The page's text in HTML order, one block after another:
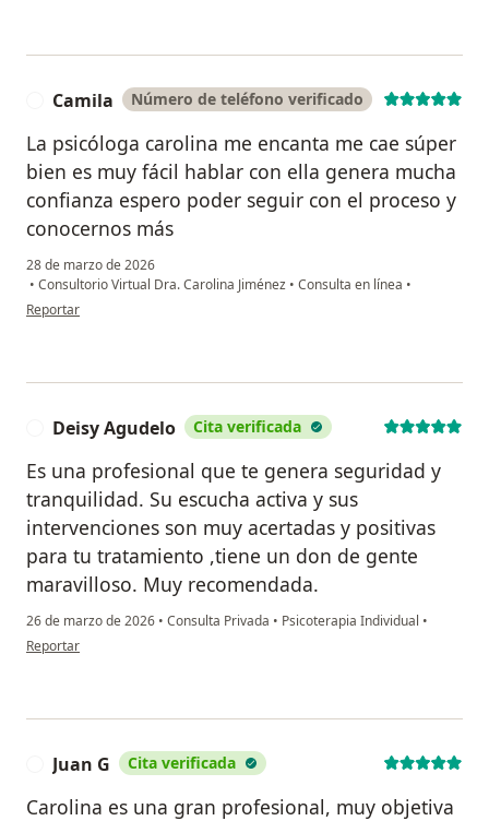
Camila Número de teléfono verificado
La psicóloga carolina me encanta me cae súper
bien es muy fácil hablar con ella genera mucha
confianza espero poder seguir con el proceso y
conocernos más
28 de marzo de 2026
• Consultorio Virtual Dra. Carolina Jiménez • Consulta en línea •
en opinión del usuario Camila
Reportar
Deisy Agudelo Cita verificada
Es una profesional que te genera seguridad y
tranquilidad. Su escucha activa y sus
intervenciones son muy acertadas y positivas
para tu tratamiento ,tiene un don de gente
maravilloso. Muy recomendada.
26 de marzo de 2026 • Consulta Privada • Psicoterapia Individual •
en opinión del usuario Deisy Agudelo
Reportar
Juan G Cita verificada
Carolina es una gran profesional, muy objetiva